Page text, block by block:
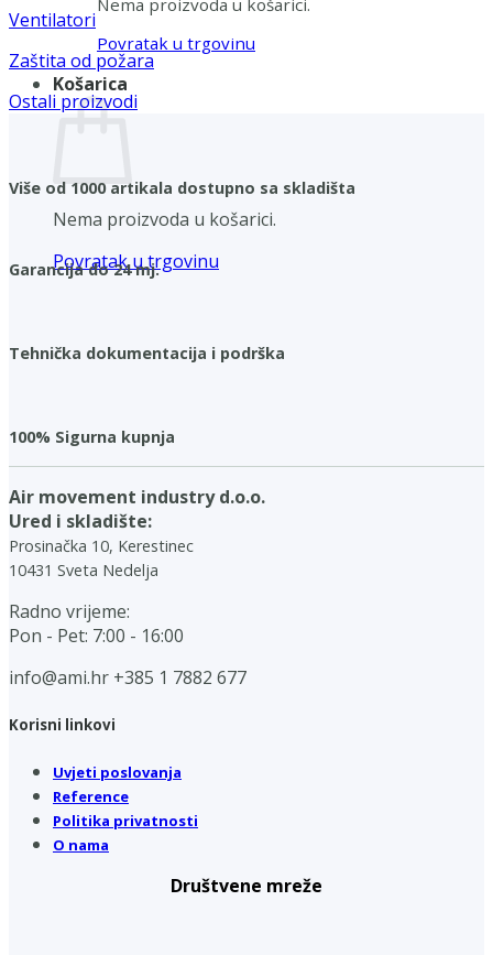
Nema proizvoda u košarici.
Povratak u trgovinu
Košarica
Nema proizvoda u košarici.
Povratak u trgovinu
Ventilatori
Zaštita od požara
Ostali proizvodi
Više od 1000 artikala dostupno sa skladišta
Garancija do 24 mj.
Tehnička dokumentacija i podrška
100% Sigurna kupnja
Air movement industry d.o.o.
Ured i skladište:
Prosinačka 10, Kerestinec
10431 Sveta Nedelja
Radno vrijeme:
Pon - Pet: 7:00 - 16:00
info@ami.hr +385 1 7882 677
Korisni linkovi
Uvjeti poslovanja
Reference
Politika privatnosti
O nama
Društvene mreže